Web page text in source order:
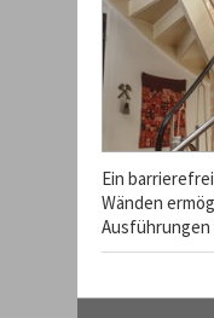
Ein
Wänden
Ausführungen